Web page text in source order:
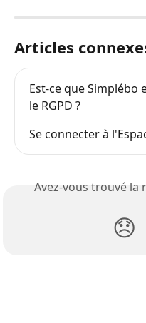
Articles
Est-ce que Simplébo
le RGPD ?
Se connecter à
Avez-vous trouvé la
😞